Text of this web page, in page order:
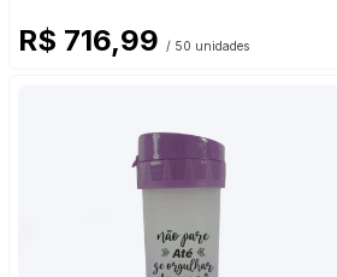
R$ 716,99 / 50 unidades